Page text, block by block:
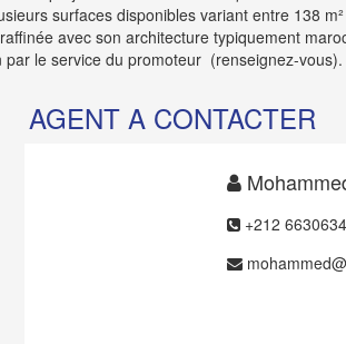
surfaces disponibles variant entre 138
avec son architecture typiquement
par le service du promoteur (renseignez-vous).
AGENT A CONTACTER
+212